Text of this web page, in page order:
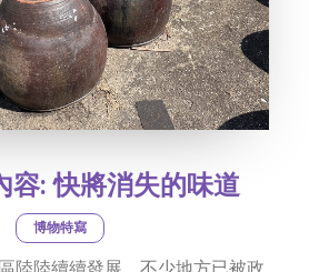
容: 快將消失的味道
博物特寫